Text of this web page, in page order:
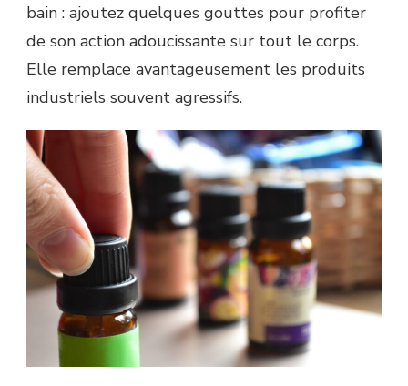
bain : ajoutez quelques gouttes pour profiter
de son action adoucissante sur tout le corps.
Elle remplace avantageusement les produits
industriels souvent agressifs.